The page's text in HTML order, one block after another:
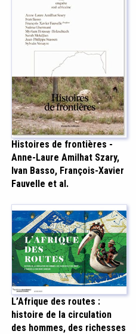
Histoires de frontières -
Anne-Laure Amilhat Szary,
Ivan Basso, François-Xavier
Fauvelle et al.
L’Afrique des routes :
histoire de la circulation
des hommes, des richesses